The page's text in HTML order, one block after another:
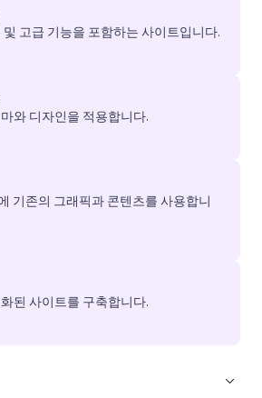
고급 기능을 포함하는 사이트입니다.
와 디자인을 적용합니다.
기존의 그래픽과 콘텐츠를 사용합니
된 사이트를 구축합니다.